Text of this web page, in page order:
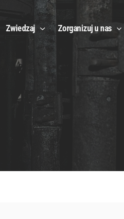
Zwiedzaj Zorganizuj u nas